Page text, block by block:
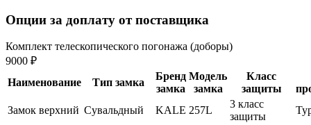
Опции за доплату от поставщика
Комплект телескопического погонажа (доборы)
9000 ₽
Наименование
Тип замка
Бренд
замка
Модель
замка
Класс
защиты
Замок верхний Сувальдный KALE 257L
3 класс
защиты